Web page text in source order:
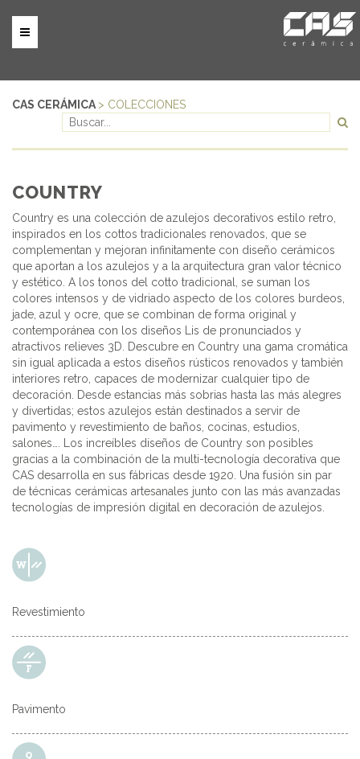
CAS CERÁMICA > COLECCIONES
COUNTRY
Country es una colección de azulejos decorativos estilo retro,
inspirados en los cottos tradicionales renovados, que se
complementan y mejoran infinitamente con diseño cerámicos
que aportan a los azulejos y a la arquitectura gran valor técnico
y estético. A los tonos del cotto tradicional, se suman los
colores intensos y de vidriado aspecto de los colores burdeos,
jade, azul y ocre, que se combinan de forma original y
contemporánea con los diseños Lis de pronunciados y
atractivos relieves 3D. Descubre en Country una gama cromática
sin igual aplicada a estos diseños rústicos renovados y también
interiores retro, capaces de modernizar cualquier tipo de
decoración. Desde estancias más sobrias hasta las más alegres
y divertidas; estos azulejos están destinados a servir de
pavimento y revestimiento de baños, cocinas, estudios,
salones…. Los increíbles diseños de Country son posibles
gracias a la combinación de la multi-tecnología decorativa que
CAS desarrolla en sus fábricas desde 1920. Una fusión sin par
de técnicas cerámicas artesanales junto con las más avanzadas
tecnologías de impresión digital en decoración de azulejos.
Revestimiento
Pavimento